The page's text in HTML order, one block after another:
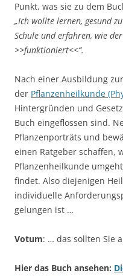
Punkt, was sie zu dem
„Ich wollte lernen, gesund
Schule und erfahren, wie
>>funktioniert<<“.
Nach einer Ausbildung
der Pflanzenheilkunde
Hintergründen und
Buch eingeflossen sind.
Pflanzenporträts und
einen Ratgeber schaffen,
Pflanzenheilkunde
findet. Also diejenigen
individuelle
gelungen ist …
Votum: … das sollten Sie
Hier das Buch ansehen: